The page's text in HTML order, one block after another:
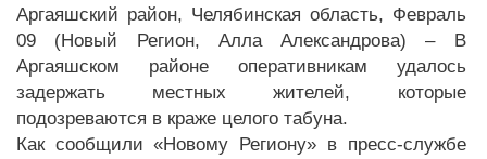
Аргаяшский район, Челябинская область, Февраль
09 (Новый Регион, Алла Александрова) – В
Аргаяшском районе оперативникам удалось
задержать местных жителей, которые
подозреваются в краже целого табуна.
Как сообщили «Новому Региону» в пресс-службе